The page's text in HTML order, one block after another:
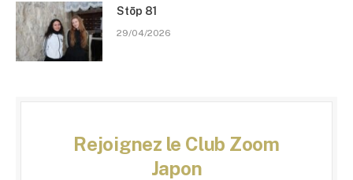
Stōp 81
29/04/2026
Rejoignez le Club Zoom
Japon